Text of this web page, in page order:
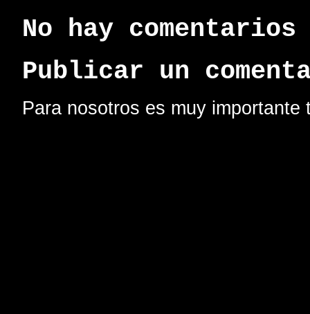
No hay
Publicar un
Para nosotros es muy